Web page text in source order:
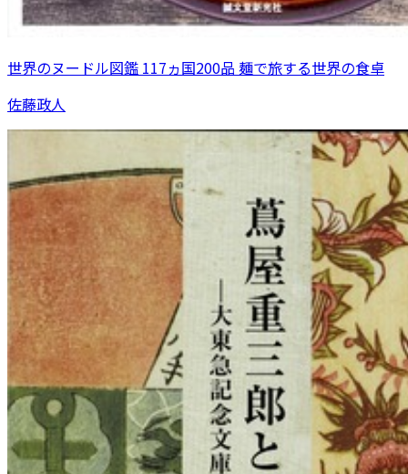
世界のヌードル図鑑 117ヵ国200品 麺で旅する世界の食卓
佐藤政人